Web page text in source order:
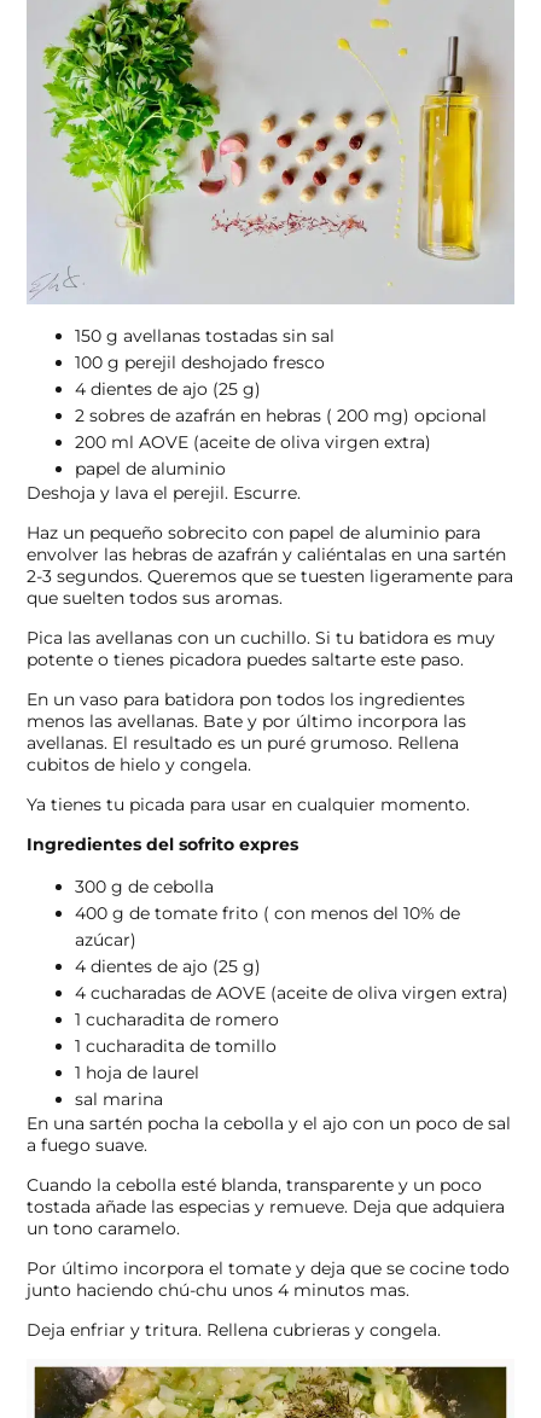
150 g avellanas tostadas sin sal
100 g perejil deshojado fresco
4 dientes de ajo (25 g)
2 sobres de azafrán en hebras ( 200 mg) opcional
200 ml AOVE (aceite de oliva virgen extra)
papel de aluminio
Deshoja y lava el perejil. Escurre.
Haz un pequeño sobrecito con papel de aluminio para
envolver las hebras de azafrán y caliéntalas en una sartén
2-3 segundos. Queremos que se tuesten ligeramente para
que suelten todos sus aromas.
Pica las avellanas con un cuchillo. Si tu batidora es muy
potente o tienes picadora puedes saltarte este paso.
En un vaso para batidora pon todos los ingredientes
menos las avellanas. Bate y por último incorpora las
avellanas. El resultado es un puré grumoso. Rellena
cubitos de hielo y congela.
Ya tienes tu picada para usar en cualquier momento.
Ingredientes del sofrito expres
300 g de cebolla
400 g de tomate frito ( con menos del 10% de
azúcar)
4 dientes de ajo (25 g)
4 cucharadas de AOVE (aceite de oliva virgen extra)
1 cucharadita de romero
1 cucharadita de tomillo
1 hoja de laurel
sal marina
En una sartén pocha la cebolla y el ajo con un poco de sal
a fuego suave.
Cuando la cebolla esté blanda, transparente y un poco
tostada añade las especias y remueve. Deja que adquiera
un tono caramelo.
Por último incorpora el tomate y deja que se cocine todo
junto haciendo chú-chu unos 4 minutos mas.
Deja enfriar y tritura. Rellena cubrieras y congela.